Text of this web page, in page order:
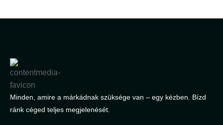
Minden, amire a márkádnak szüksége van – egy kézben. Bízd
ránk céged teljes megjelenését.